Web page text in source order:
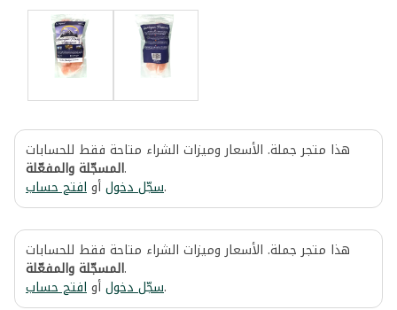
هذا متجر جملة. الأسعار وميزات الشراء متاحة فقط للحسابات
المسجّلة والمفعّلة.
سجّل دخولأوافتح حساب .
هذا متجر جملة. الأسعار وميزات الشراء متاحة فقط للحسابات
المسجّلة والمفعّلة.
سجّل دخولأوافتح حساب .